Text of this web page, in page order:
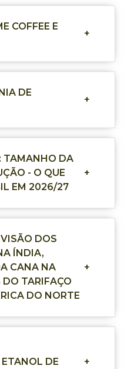
+
+
- O QUE
EM 2026/27
+
ÍNDIA,
CANA NA
TARIFAÇO
DO NORTE
+
DE
+